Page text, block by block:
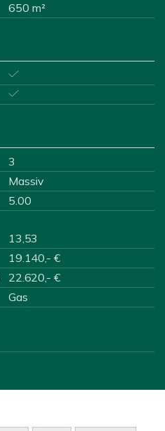
650 m²
3
Massiv
5.00
13,53
19.140,- €
22.620,- €
Gas